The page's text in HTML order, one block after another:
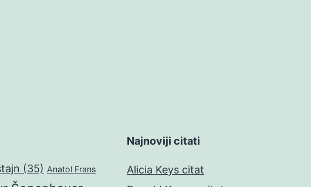
(35) Anatol Frans
Najnoviji citati
Alicia Keys citat